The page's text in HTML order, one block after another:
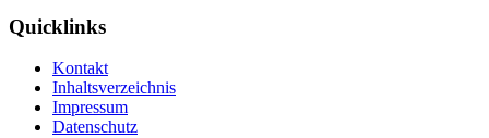
Quicklinks
Kontakt
Inhaltsverzeichnis
Impressum
Datenschutz